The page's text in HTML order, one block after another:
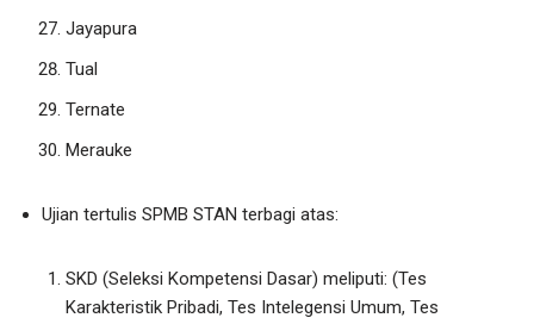
Jayapura
Tual
Ternate
Merauke
Ujian tertulis SPMB STAN terbagi atas:
SKD (Seleksi Kompetensi Dasar) meliputi: (Tes
Karakteristik Pribadi, Tes Intelegensi Umum, Tes